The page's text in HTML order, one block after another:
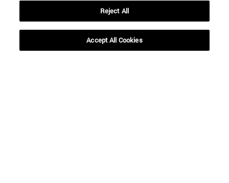
Reject All
Accept All Cookies